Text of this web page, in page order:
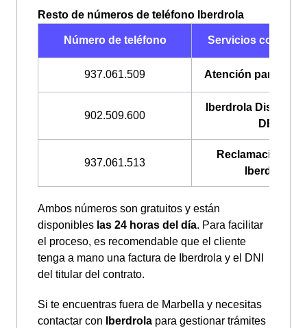
Resto de números de teléfono Iberdrola
Número de teléfono Servicios con
937.061.509 Atención para
902.509.600
Iberdrola
DE)
937.061.513
Reclamaciones
Iberdrola
Ambos números son gratuitos y están
disponibles las 24 horas del día. Para facilitar
el proceso, es recomendable que el cliente
tenga a mano una factura de Iberdrola y el DNI
del titular del contrato.
Si te encuentras fuera de Marbella y necesitas
contactar con
Iberdrola para gestionar trámites